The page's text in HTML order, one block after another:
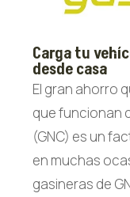
Carga tu
desde casa
El gran ahorro
que funcionan
(GNC) es un
en muchas
gasineras de